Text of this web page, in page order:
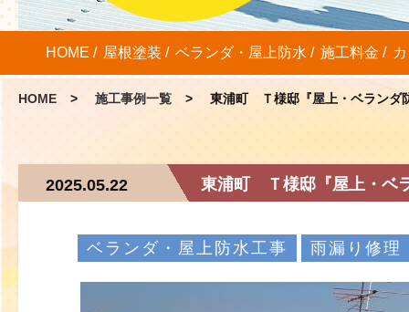
HOME 屋根塗装 ベランダ・屋上防水 施工料金
HOME 施工事例一覧 東浦町 Ｔ様邸『屋上・ベランダ
東浦町 Ｔ様邸『屋上・ベ
2025.05.22
ベランダ・屋上防水工事 雨漏り修理